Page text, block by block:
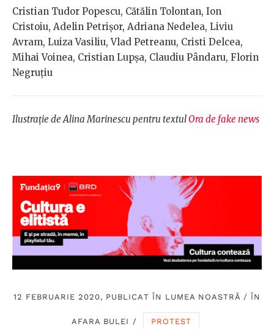
Cristian Tudor Popescu, Cătălin Tolontan, Ion
Cristoiu, Adelin Petrișor, Adriana Nedelea, Liviu
Avram, Luiza Vasiliu, Vlad Petreanu, Cristi Delcea,
Mihai Voinea, Cristian Lupșa, Claudiu Pândaru, Florin
Negruțiu
Ilustrație de Alina Marinescu pentru textul Ora de fake news
12 FEBRUARIE 2020, PUBLICAT ÎN LUMEA NOASTRĂ /ÎN
AFARA BULEI / PROTEST